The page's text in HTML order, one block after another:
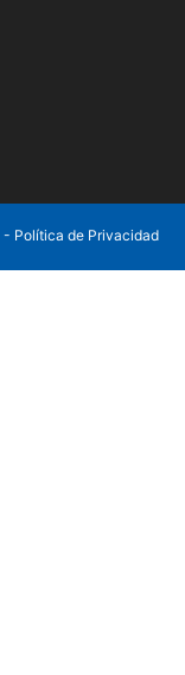
- Política de Privacidad